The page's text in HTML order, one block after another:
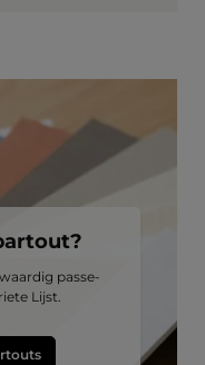
passe-
Lijst.